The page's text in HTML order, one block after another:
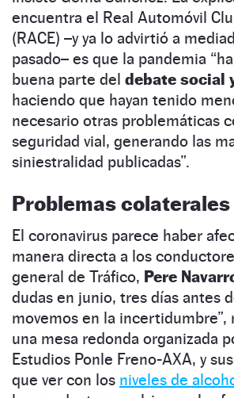
encuentra el Real Automóvil
(RACE) –y ya lo advirtió a
pasado– es que la pandemia
buena parte del debate social
haciendo que hayan tenido
necesario otras problemáticas
seguridad vial, generando las
siniestralidad publicadas”.
Problemas colaterales
El coronavirus parece haber
manera directa a los
general de Tráfico, Pere
dudas en junio, tres días antes
movemos en la incertidumbre”,
una mesa redonda organizada
Estudios Ponle Freno-AXA, y
que ver con los niveles de